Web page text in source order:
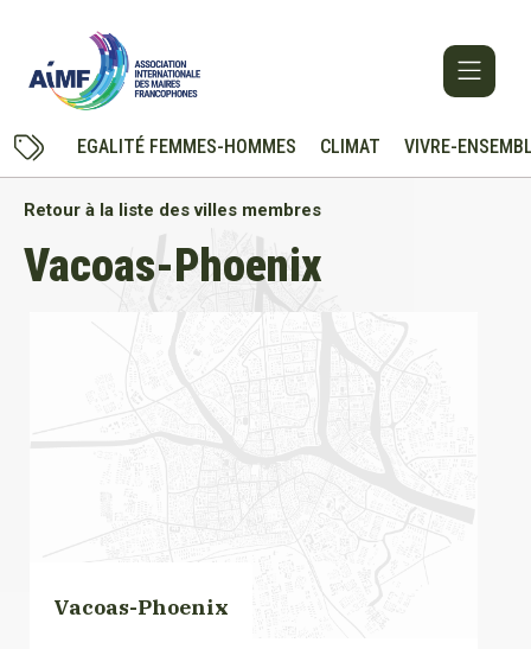
EGALITÉ FEMMES-HOMMES CLIMAT VIVRE-
Retour à la liste des villes membres
Vacoas-Phoenix
Vacoas-Phoenix